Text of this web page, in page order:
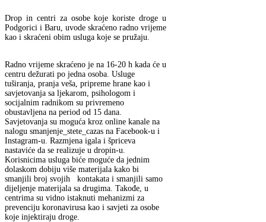
Drop in centri za osobe koje koriste droge u
Podgorici i Baru, uvode skraćeno radno vrijeme
kao i skraćeni obim usluga koje se pružaju.
Radno vrijeme skraćeno je na 16-20 h kada će u
centru dežurati po jedna osoba. Usluge
tuširanja, pranja veša, pripreme hrane kao i
savjetovanja sa ljekarom, psihologom i
socijalnim radnikom su privremeno
obustavljena na period od 15 dana.
Savjetovanja su moguća kroz online kanale na
nalogu smanjenje_stete_cazas na Facebook-u i
Instagram-u. Razmjena igala i špriceva
nastaviće da se realizuje u dropin-u.
Korisnicima usluga biće moguće da jednim
dolaskom dobiju više materijala kako bi
smanjili broj svojih kontakata i smanjili samo
dijeljenje materijala sa drugima. Takođe, u
centrima su vidno istaknuti mehanizmi za
prevenciju koronavirusa kao i savjeti za osobe
koje injektiraju droge.